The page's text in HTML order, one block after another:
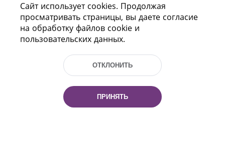
Пр-т Независимости 116
г. Минск, Республика Беларусь, 220114
Тел.: (+375 17) 368 37 37, Факс: (+375 17)
Эл. почта: inbox@nlb.by
Сайт использует cookies. Продолжая
просматривать страницы, вы даете согласие
на обработку файлов cookie и
пользовательских данных.
ОТКЛОНИТЬ
ПРИНЯТЬ